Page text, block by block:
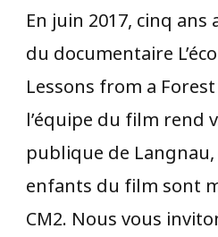
En juin 2017, cinq
du documentaire
Lessons from a
l’équipe du film rend
publique de
enfants du film sont
CM2. Nous vous